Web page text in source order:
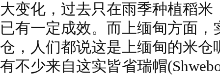
大变化，过去只在雨季种植稻
已有一定成效。而上缅甸方面，
仓，人们都说这是上缅甸的米
有不少来自这实皆省瑞帽